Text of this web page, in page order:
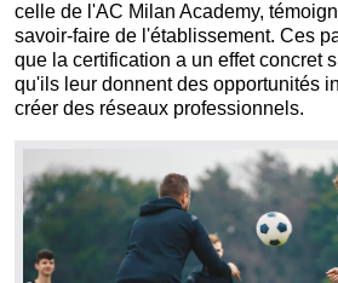
celle de l'AC Milan Academy,
savoir-faire de l'établissement. Ces
que la certification a un effet concret
qu'ils leur donnent des opportunités
créer des réseaux professionnels.